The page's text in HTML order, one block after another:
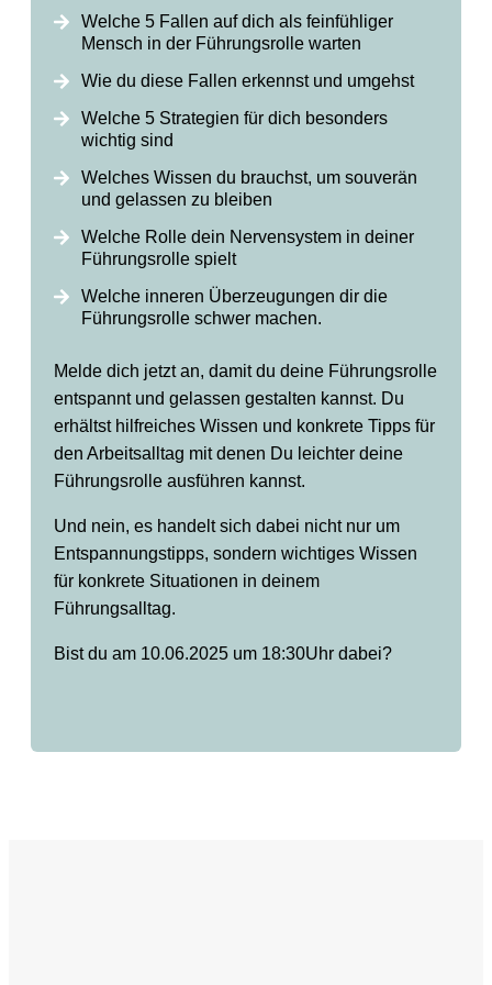
Welche 5 Fallen auf dich als feinfühliger
Mensch in der Führungsrolle warten
Wie du diese Fallen erkennst und umgehst
Welche 5 Strategien für dich besonders
wichtig sind
Welches Wissen du brauchst, um souverän
und gelassen zu bleiben
Welche Rolle dein Nervensystem in deiner
Führungsrolle spielt
Welche inneren Überzeugungen dir die
Führungsrolle schwer machen.
Melde dich jetzt an, damit du deine Führungsrolle
entspannt und gelassen gestalten kannst. Du
erhältst hilfreiches Wissen und konkrete Tipps für
den Arbeitsalltag mit denen Du leichter deine
Führungsrolle ausführen kannst.
Und nein, es handelt sich dabei nicht nur um
Entspannungstipps, sondern wichtiges Wissen
für konkrete Situationen in deinem
Führungsalltag.
Bist du am 10.06.2025 um 18:30Uhr dabei?
Du...